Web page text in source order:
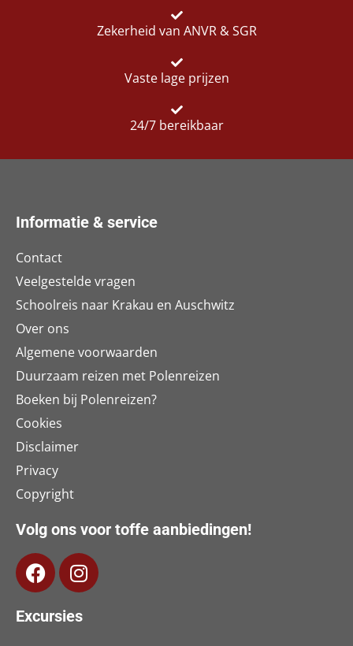
Zekerheid van ANVR & SGR
Vaste lage prijzen
24/7 bereikbaar
Informatie & service
Contact
Veelgestelde vragen
Schoolreis naar Krakau en Auschwitz
Over ons
Algemene voorwaarden
Duurzaam reizen met Polenreizen
Boeken bij Polenreizen?
Cookies
Disclaimer
Privacy
Copyright
Volg ons voor toffe aanbiedingen!
Excursies